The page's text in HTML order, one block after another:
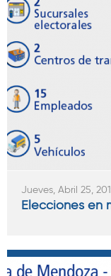
Jueves, Abril 25,
Elecciones en